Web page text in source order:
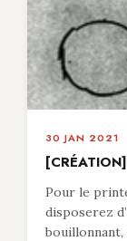
30 JAN 2021
Pour le
disposerez
bouillonnant,